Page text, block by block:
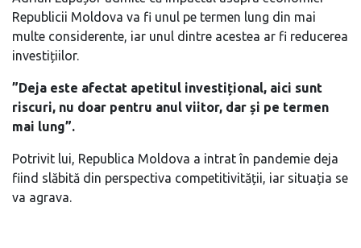
Republicii Moldova va fi unul pe termen lung din mai
multe considerente, iar unul dintre acestea ar fi reducerea
investițiilor.
”Deja este afectat apetitul investițional, aici sunt
riscuri, nu doar pentru anul viitor, dar și pe termen
mai lung”.
Potrivit lui, Republica Moldova a intrat în pandemie deja
fiind slăbită din perspectiva competitivității, iar situația se
va agrava.